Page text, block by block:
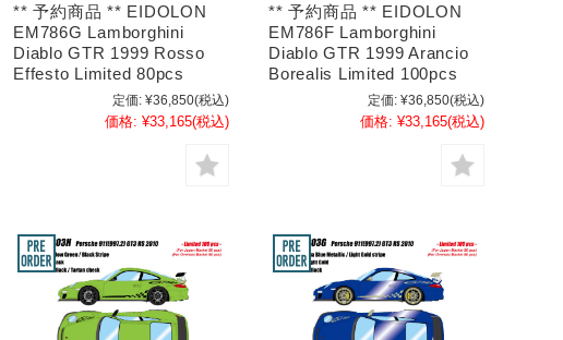
** 予約商品 ** EIDOLON
EM786G Lamborghini
Diablo GTR 1999 Rosso
Effesto Limited 80pcs
定価: ¥36,850(税込)
価格: ¥33,165(税込)
** 予約商品 ** EIDOLON
EM786F Lamborghini
Diablo GTR 1999 Arancio
Borealis Limited 100pcs
定価: ¥36,850(税込)
価格: ¥33,165(税込)